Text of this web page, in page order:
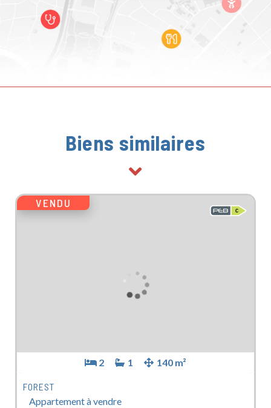
Biens similaires
2 1 140 m²
VENDU
FOREST
Appartement à vendre